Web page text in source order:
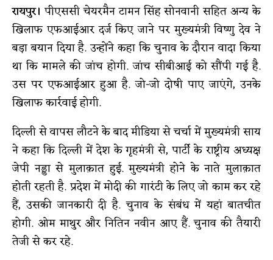
रायपुर। पीएससी चेयरमैन टामन सिंह सोनवानी सहित अन्य के
खिलाफ एफआईआर दर्ज किए जाने पर मुख्यमंत्री विष्णु देव ने
बड़ा बयान दिया है. उन्होंने कहा कि चुनाव के दौरान वादा किया
था कि मामले की जांच होगी. जांच सीबीआई को सौंपी गई है.
उस पर एफआईआर हुआ है. जो-जो दोषी पाए जाएंगे, उनके
खिलाफ कार्रवाई होगी.
दिल्ली से वापस लौटने के बाद मीडिया से चर्चा में मुख्यमंत्री साय
ने कहा कि दिल्ली में देश के गृहमंत्री से, पार्टी के राष्ट्रीय अध्यक्ष
जेपी नड्डा से मुलाक़ात हुई. मुख्यमंत्री होने के नाते मुलाक़ात
होती रहती है. प्रदेश में मोदी की गारंटी के लिए जो काम कर रहे
हैं, उसकी जानकारी दी है. चुनाव के संबंध में यहां बातचीत
होगी. ओम माथुर और नितिन नवीन आए हैं. चुनाव की तैयारी
तेजी से कर रहे.